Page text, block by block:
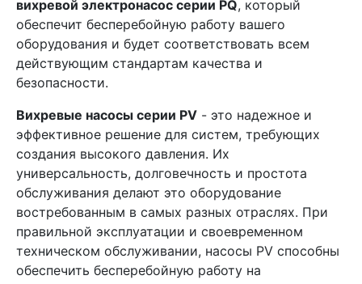
вихревой электронасос серии PQ, который
обеспечит бесперебойную работу вашего
оборудования и будет соответствовать всем
действующим стандартам качества и
безопасности.
Вихревые насосы серии PV - это надежное и
эффективное решение для систем, требующих
создания высокого давления. Их
универсальность, долговечность и простота
обслуживания делают это оборудование
востребованным в самых разных отраслях. При
правильной эксплуатации и своевременном
техническом обслуживании, насосы PV способны
обеспечить бесперебойную работу на